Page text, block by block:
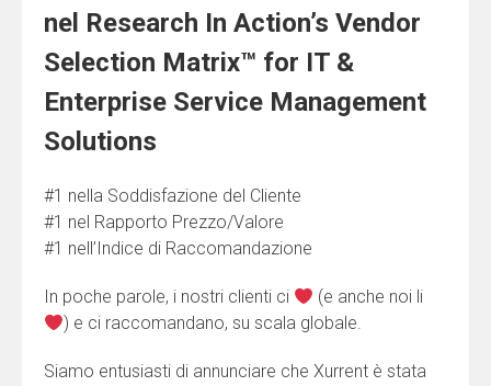
nel Research In Action’s Vendor
Selection Matrix™ for IT &
Enterprise Service Management
Solutions
#1 nella Soddisfazione del Cliente
#1 nel Rapporto Prezzo/Valore
#1 nell’Indice di Raccomandazione
In poche parole, i nostri clienti ci
(e anche noi li
) e ci raccomandano, su scala globale.
Siamo entusiasti di annunciare che Xurrent è stata